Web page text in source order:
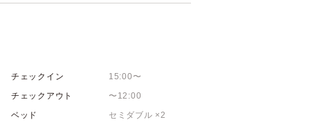
チェックイン
15:00〜
チェックアウト
〜12:00
ベッド
セミダブル ×2